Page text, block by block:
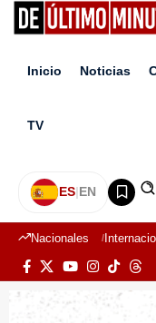
Inicio Noticias
TV
ES|EN
Nacionales